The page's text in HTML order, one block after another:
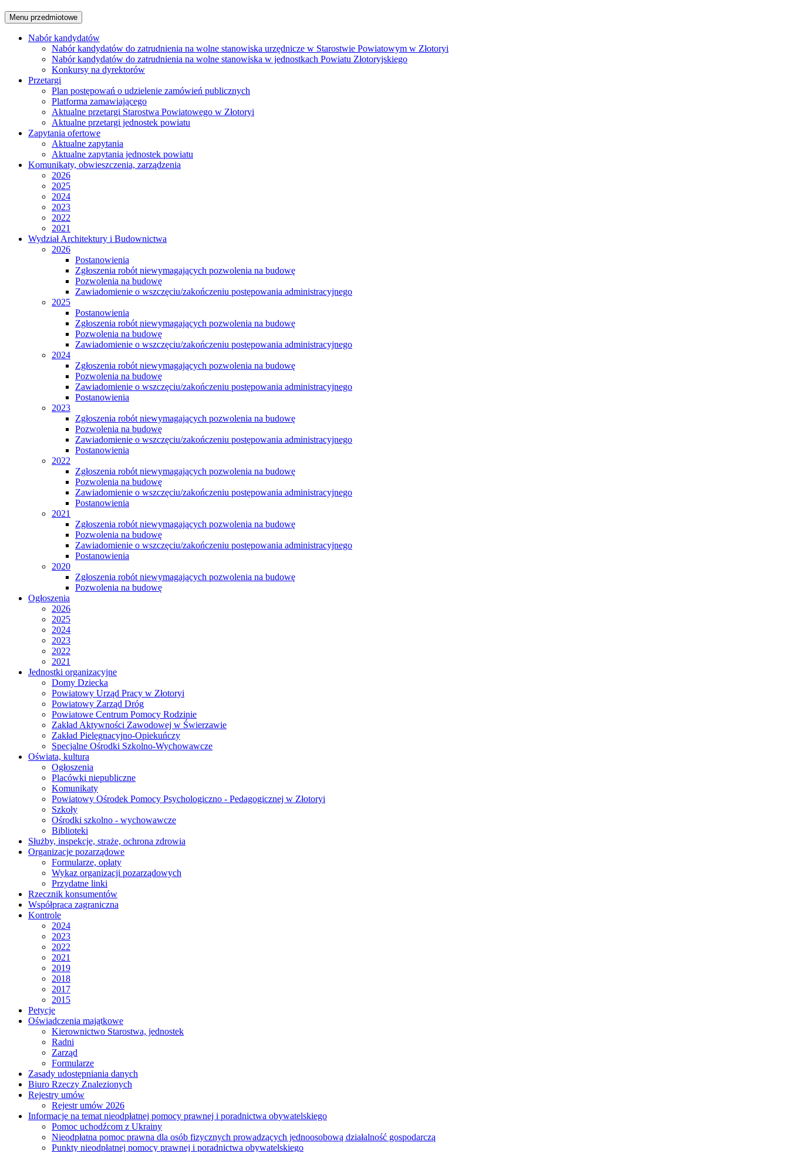
Menu przedmiotowe
Nabór kandydatów
Nabór kandydatów do zatrudnienia na wolne stanowiska urzędnicze w Starostwie Powiatowym w Złotoryi
Nabór kandydatów do zatrudnienia na wolne stanowiska w jednostkach Powiatu Złotoryjskiego
Konkursy na dyrektorów
Przetargi
Plan postępowań o udzielenie zamówień publicznych
Platforma zamawiającego
Aktualne przetargi Starostwa Powiatowego w Złotoryi
Aktualne przetargi jednostek powiatu
Zapytania ofertowe
Aktualne zapytania
Aktualne zapytania jednostek powiatu
Komunikaty, obwieszczenia, zarządzenia
2026
2025
2024
2023
2022
2021
Wydział Architektury i Budownictwa
2026
Postanowienia
Zgłoszenia robót niewymagających pozwolenia na budowę
Pozwolenia na budowę
Zawiadomienie o wszczęciu/zakończeniu postępowania administracyjnego
2025
Postanowienia
Zgłoszenia robót niewymagających pozwolenia na budowę
Pozwolenia na budowę
Zawiadomienie o wszczęciu/zakończeniu postępowania administracyjnego
2024
Zgłoszenia robót niewymagających pozwolenia na budowę
Pozwolenia na budowę
Zawiadomienie o wszczęciu/zakończeniu postępowania administracyjnego
Postanowienia
2023
Zgłoszenia robót niewymagających pozwolenia na budowę
Pozwolenia na budowę
Zawiadomienie o wszczęciu/zakończeniu postępowania administracyjnego
Postanowienia
2022
Zgłoszenia robót niewymagających pozwolenia na budowę
Pozwolenia na budowę
Zawiadomienie o wszczęciu/zakończeniu postępowania administracyjnego
Postanowienia
2021
Zgłoszenia robót niewymagających pozwolenia na budowę
Pozwolenia na budowę
Zawiadomienie o wszczęciu/zakończeniu postępowania administracyjnego
Postanowienia
2020
Zgłoszenia robót niewymagających pozwolenia na budowę
Pozwolenia na budowę
Ogłoszenia
2026
2025
2024
2023
2022
2021
Jednostki organizacyjne
Domy Dziecka
Powiatowy Urząd Pracy w Złotoryi
Powiatowy Zarząd Dróg
Powiatowe Centrum Pomocy Rodzinie
Zakład Aktywności Zawodowej w Świerzawie
Zakład Pielęgnacyjno-Opiekuńczy
Specjalne Ośrodki Szkolno-Wychowawcze
Oświata, kultura
Ogłoszenia
Placówki niepubliczne
Komunikaty
Powiatowy Ośrodek Pomocy Psychologiczno - Pedagogicznej w Złotoryi
Szkoły
Ośrodki szkolno - wychowawcze
Biblioteki
Służby, inspekcje, straże, ochrona zdrowia
Organizacje pozarządowe
Formularze, opłaty
Wykaz organizacji pozarządowych
Przydatne linki
Rzecznik konsumentów
Współpraca zagraniczna
Kontrole
2024
2023
2022
2021
2019
2018
2017
2015
Petycje
Oświadczenia majątkowe
Kierownictwo Starostwa, jednostek
Radni
Zarząd
Formularze
Zasady udostępniania danych
Biuro Rzeczy Znalezionych
Rejestry umów
Rejestr umów 2026
Informacje na temat nieodpłatnej pomocy prawnej i poradnictwa obywatelskiego
Pomoc uchodźcom z Ukrainy
Nieodpłatna pomoc prawna dla osób fizycznych prowadzących jednoosobową działalność gospodarczą
Punkty nieodpłatnej pomocy prawnej i poradnictwa obywatelskiego